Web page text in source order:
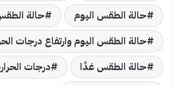
حالة الطقس اليوم
حالة
حالة الطقس اليوم وارتفاع درجات
حالة الطقس غدًا
درجات